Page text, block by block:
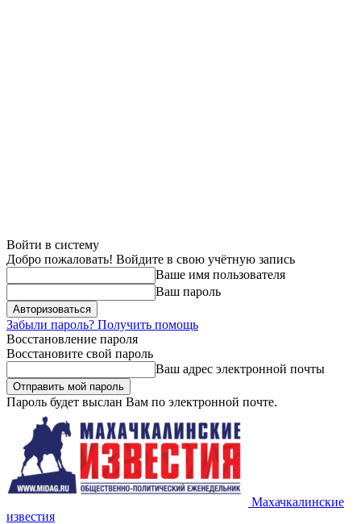
Войти в систему
Добро пожаловать! Войдите в свою учётную запись
Ваше имя пользователя
Ваш пароль
Забыли пароль? Получить помощь
Восстановление пароля
Восстановите свой пароль
Ваш адрес электронной почты
Пароль будет выслан Вам по электронной почте.
Махачкалинские
известия